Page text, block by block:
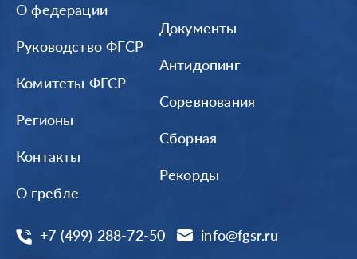
О федерации
Руководство ФГСР
Комитеты ФГСР
Регионы
Контакты
О гребле
Документы
Антидопинг
Соревнования
Сборная
Рекорды
+7 (499) 288-72-50 info@fgsr.ru